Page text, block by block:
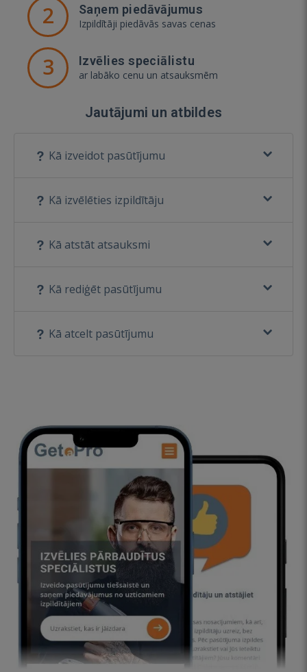
2 Saņem piedāvājumus
Izpildītāji piedāvās savas cenas
3 Izvēlies speciālistu
ar labāko cenu un atsauksmēm
Jautājumi un atbildes
Kā izveidot pasūtījumu
Kā izvēlēties izpildītāju
Kā atstāt atsauksmi
Kā rediģēt pasūtījumu
Kā atcelt pasūtījumu